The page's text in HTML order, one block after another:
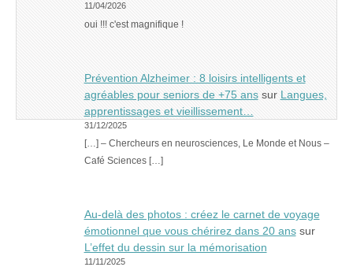
11/04/2026
oui !!! c'est magnifique !
Prévention Alzheimer : 8 loisirs intelligents et
agréables pour seniors de +75 anssur Langues,
apprentissages et vieillissement…
31/12/2025
[…] – Chercheurs en neurosciences, Le Monde et Nous –
Café Sciences […]
Au-delà des photos : créez le carnet de voyage
émotionnel que vous chérirez dans 20 anssur
L’effet du dessin sur la mémorisation
11/11/2025